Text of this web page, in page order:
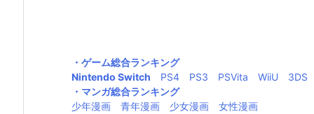
・ゲーム総合ランキング
Nintendo Switch
PS4 PS3 PSVita WiiU
3DS
・マンガ総合ランキング
少年漫画
青年漫画 少女漫画
女性漫画